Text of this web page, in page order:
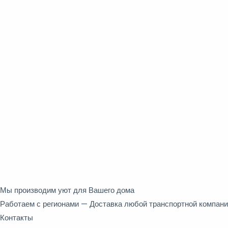
Мы производим уют для Вашего дома
Работаем с регионами — Доставка любой транспортной
Контакты